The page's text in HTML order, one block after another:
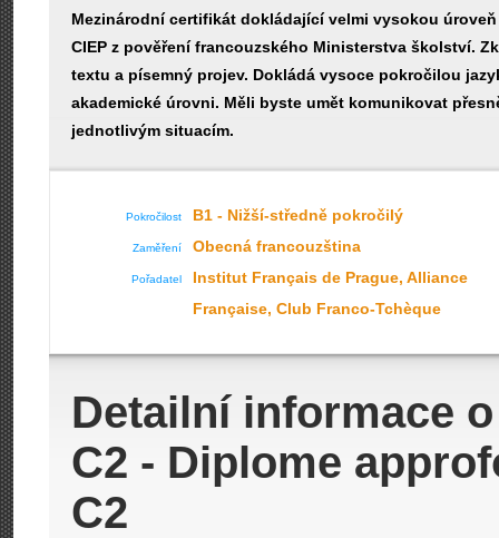
Mezinárodní certifikát dokládající velmi vysokou
CIEP z pověření francouzského Ministerstva školství.
textu a písemný projev. Dokládá vysoce pokročilou
akademické úrovni. Měli byste umět komunikovat
jednotlivým situacím.
Pokročilost B1 - Nižší-středně pokročilý
Zaměření Obecná francouzština
Pořadatel
Institut Français de Prague, Alliance
Française, Club Franco-Tchèque
Detailní informace
C2 - Diplome
C2